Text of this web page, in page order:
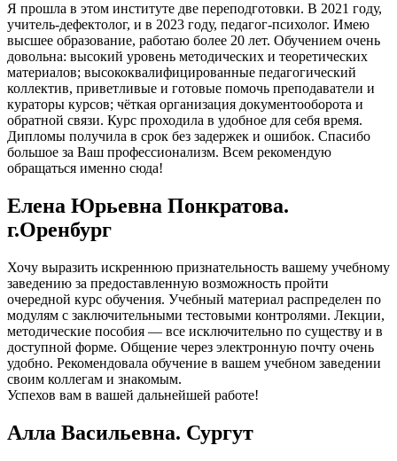
Я прошла в этом институте две переподготовки. В 2021 году,
учитель-дефектолог, и в 2023 году, педагог-психолог. Имею
высшее образование, работаю более 20 лет. Обучением очень
довольна: высокий уровень методических и теоретических
материалов; высококвалифицированные педагогический
коллектив, приветливые и готовые помочь преподаватели и
кураторы курсов; чёткая организация документооборота и
обратной связи. Курс проходила в удобное для себя время.
Дипломы получила в срок без задержек и ошибок. Спасибо
большое за Ваш профессионализм. Всем рекомендую
обращаться именно сюда!
Елена Юрьевна Понкратова.
г.Оренбург
Хочу выразить искреннюю признательность вашему учебному
заведению за предоставленную возможность пройти
очередной курс обучения. Учебный материал распределен по
модулям с заключительными тестовыми контролями. Лекции,
методические пособия — все исключительно по существу и в
доступной форме. Общение через электронную почту очень
удобно. Рекомендовала обучение в вашем учебном заведении
своим коллегам и знакомым.
Успехов вам в вашей дальнейшей работе!
Алла Васильевна. Сургут